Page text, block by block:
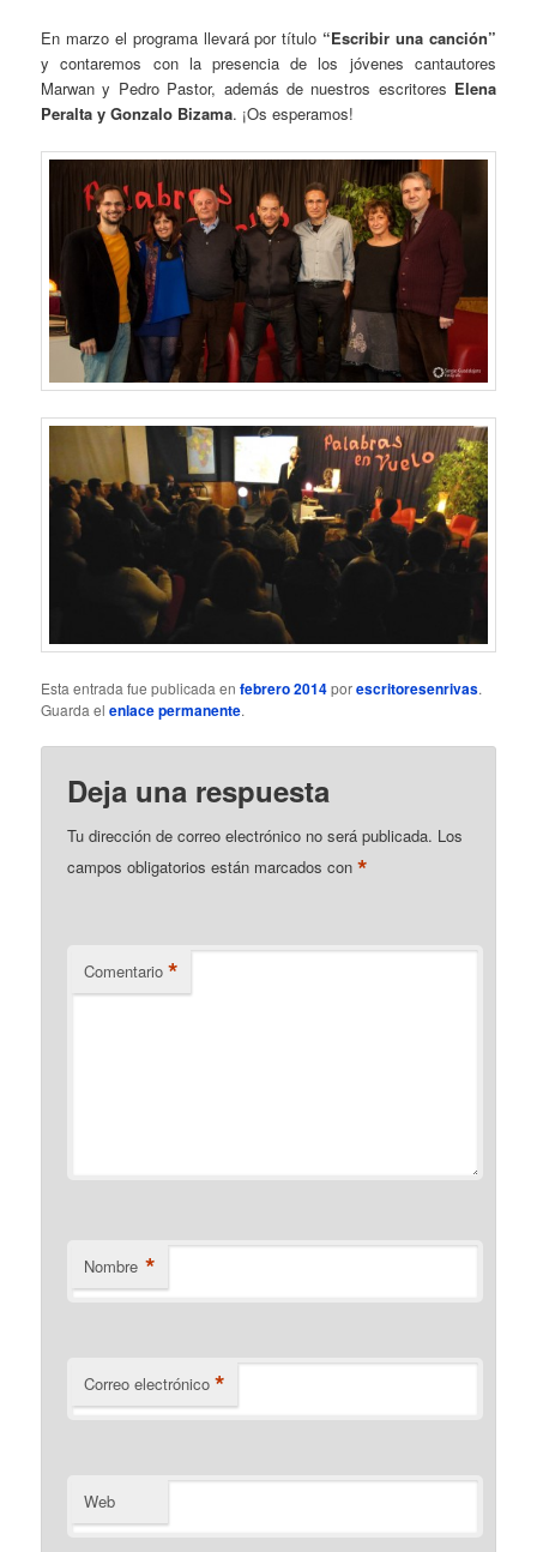
En marzo el programa llevará por título “Escribir una canción”
y contaremos con la presencia de los jóvenes cantautores
Marwan y Pedro Pastor, además de nuestros escritores Elena
Peralta y Gonzalo Bizama. ¡Os esperamos!
Esta entrada fue publicada enfebrero 2014porescritoresenrivas.
Guarda elenlace permanente.
Deja una respuesta
Tu dirección de correo electrónico no será publicada. Los
campos obligatorios están marcados con*
Comentario *
Nombre *
Correo electrónico *
Web